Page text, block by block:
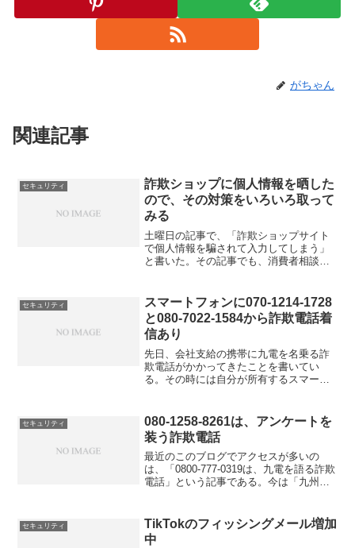
がちゃん
関連記事
セキュリティ
詐欺ショップに個人情報を晒した
ので、その対策をいろいろ取って
みる
土曜日の記事で、「詐欺ショップサイト
で個人情報を騙されて入力してしまう」
と書いた。その記事でも、消費者相談セ
ることは限られていた。まずは土曜日の
記事でも書いているGoo...
セキュリティ
スマートフォンに070-1214-1728
と080-7022-1584から詐欺電話着
信あり
先日、会社支給の携帯に九電を名乗る詐
欺電話がかかってきたことを書いてい
る。その時には自分が所有するスマート
いう番号と、080-7022-1584という番号
か...
セキュリティ
080-1258-8261は、アンケートを
装う詐欺電話
最近のこのブログでアクセスが多いの
は、「0800-777-0319は、九電を語る詐欺
電話」という記事である。今は「九州電
ら詐欺を働こうとしているようである。
会社名を色々...
セキュリティ
TikTokのフィッシングメール増加
中